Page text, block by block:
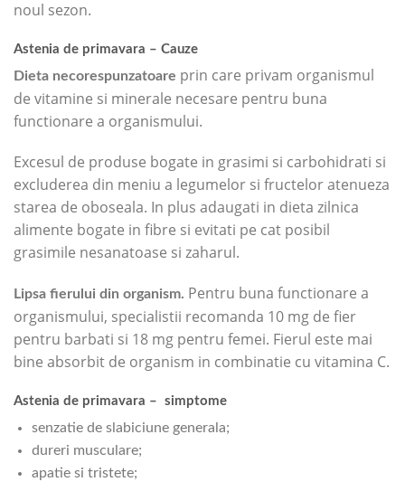
noul sezon.
Astenia de primavara – Cauze
Dieta necorespunzatoare prin care privam organismul
de vitamine si minerale necesare pentru buna
functionare a organismului.
Excesul de produse bogate in grasimi si carbohidrati si
excluderea din meniu a legumelor si fructelor atenueza
starea de oboseala. In plus adaugati in dieta zilnica
alimente bogate in fibre si evitati pe cat posibil
grasimile nesanatoase si zaharul.
Lipsa fierului din organism. Pentru buna functionare a
organismului, specialistii recomanda 10 mg de fier
pentru barbati si 18 mg pentru femei. Fierul este mai
bine absorbit de organism in combinatie cu vitamina C.
Astenia de primavara – simptome
senzatie de slabiciune generala;
dureri musculare;
apatie si tristete;